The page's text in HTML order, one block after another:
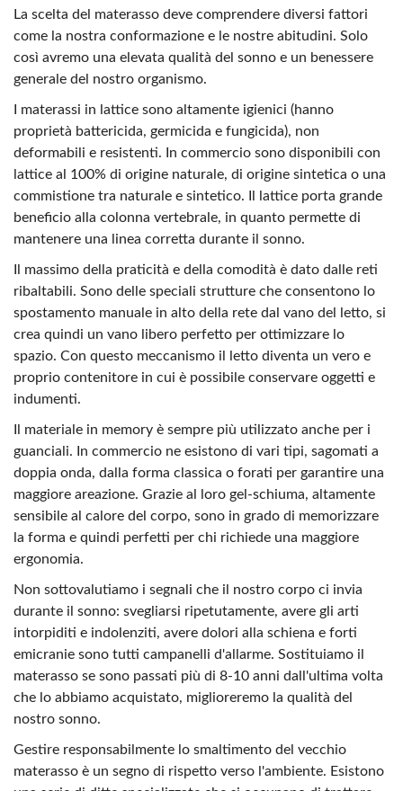
La scelta del materasso deve comprendere diversi fattori
come la nostra conformazione e le nostre abitudini. Solo
così avremo una elevata qualità del sonno e un benessere
generale del nostro organismo.
I materassi in lattice sono altamente igienici (hanno
proprietà battericida, germicida e fungicida), non
deformabili e resistenti. In commercio sono disponibili con
lattice al 100% di origine naturale, di origine sintetica o una
commistione tra naturale e sintetico. Il lattice porta grande
beneficio alla colonna vertebrale, in quanto permette di
mantenere una linea corretta durante il sonno.
Il massimo della praticità e della comodità è dato dalle reti
ribaltabili. Sono delle speciali strutture che consentono lo
spostamento manuale in alto della rete dal vano del letto, si
crea quindi un vano libero perfetto per ottimizzare lo
spazio. Con questo meccanismo il letto diventa un vero e
proprio contenitore in cui è possibile conservare oggetti e
indumenti.
Il materiale in memory è sempre più utilizzato anche per i
guanciali. In commercio ne esistono di vari tipi, sagomati a
doppia onda, dalla forma classica o forati per garantire una
maggiore areazione. Grazie al loro gel-schiuma, altamente
sensibile al calore del corpo, sono in grado di memorizzare
la forma e quindi perfetti per chi richiede una maggiore
ergonomia.
Non sottovalutiamo i segnali che il nostro corpo ci invia
durante il sonno: svegliarsi ripetutamente, avere gli arti
intorpiditi e indolenziti, avere dolori alla schiena e forti
emicranie sono tutti campanelli d'allarme. Sostituiamo il
materasso se sono passati più di 8-10 anni dall'ultima volta
che lo abbiamo acquistato, miglioreremo la qualità del
nostro sonno.
Gestire responsabilmente lo smaltimento del vecchio
materasso è un segno di rispetto verso l'ambiente. Esistono